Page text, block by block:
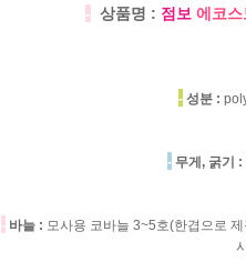
- 상품명 : 점보 에코스
- 성분 :
- 무게, 굵기 :
- 바늘 : 모사용 코바늘 3~5호(한겹으로